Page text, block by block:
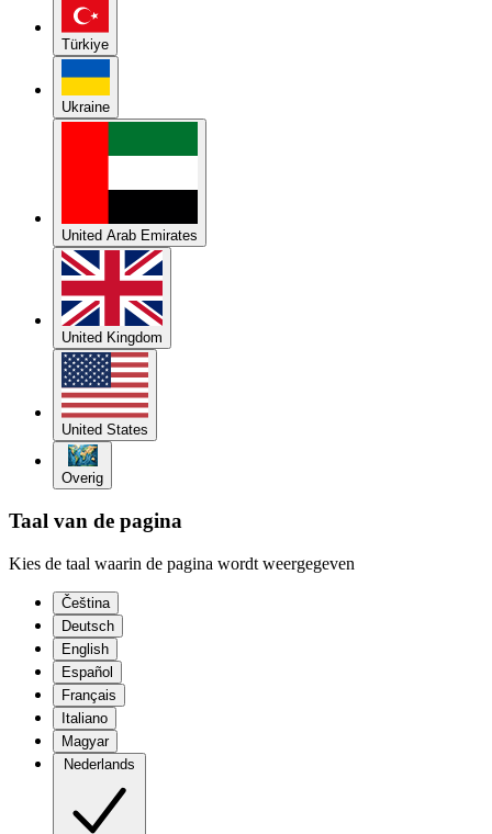
Türkiye
Ukraine
United Arab Emirates
United Kingdom
United States
Overig
Taal van de pagina
Kies de taal waarin de pagina wordt weergegeven
Čeština
Deutsch
English
Español
Français
Italiano
Magyar
Nederlands